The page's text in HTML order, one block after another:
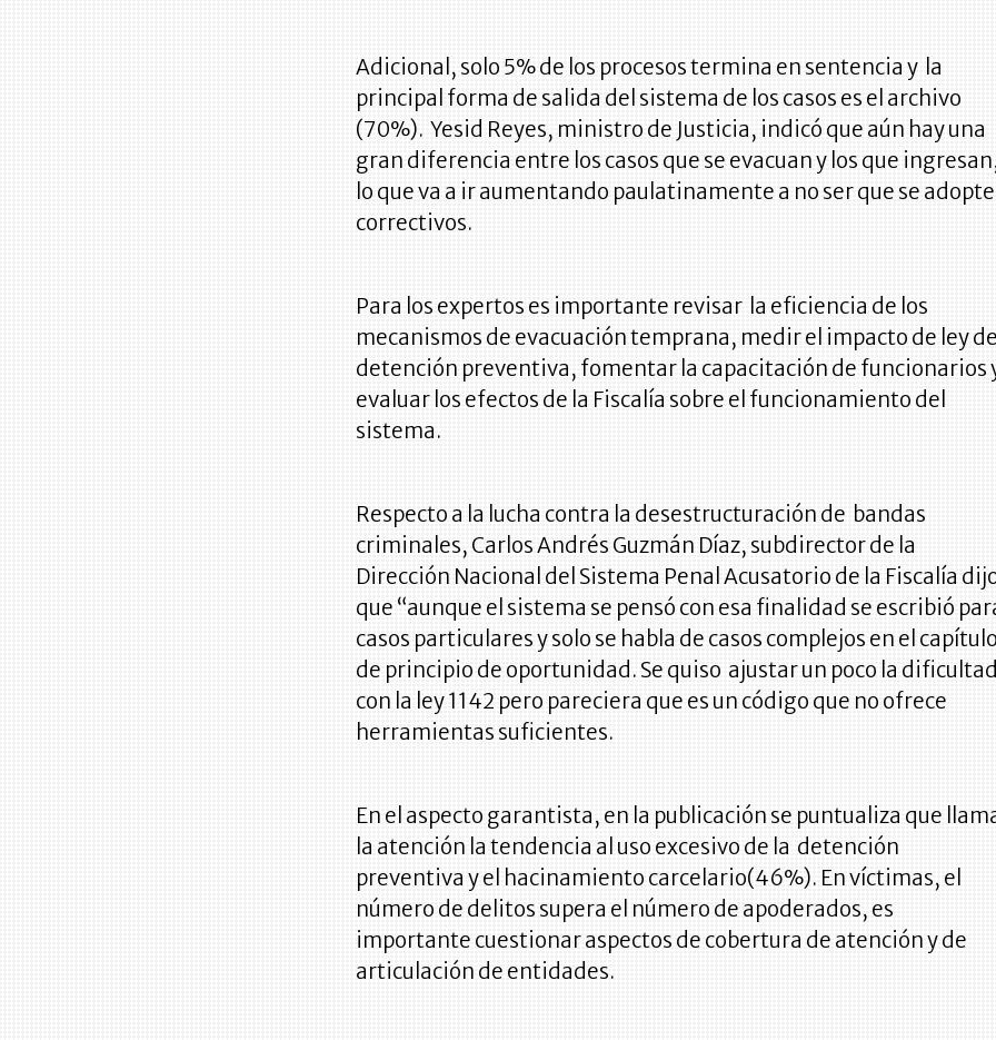
Adicional, solo 5% de los procesos termina en sentencia y la
principal forma de salida del sistema de los casos es el archivo
(70%). Yesid Reyes, ministro de Justicia, indicó que aún hay una
gran diferencia entre los casos que se evacuan y los que
lo que va a ir aumentando paulatinamente a no ser que se
correctivos.
Para los expertos es importante revisar la eficiencia de los
mecanismos de evacuación temprana, medir el impacto de ley
detención preventiva, fomentar la capacitación de funcionarios
evaluar los efectos de la Fiscalía sobre el funcionamiento del
sistema.
Respecto a la lucha contra la desestructuración de bandas
criminales, Carlos Andrés Guzmán Díaz, subdirector de la
Dirección Nacional del Sistema Penal Acusatorio de la Fiscalía
que “aunque el sistema se pensó con esa finalidad se escribió
casos particulares y solo se habla de casos complejos en el
de principio de oportunidad. Se quiso ajustar un poco la
con la ley 1142 pero pareciera que es un código que no ofrece
herramientas suficientes.
En el aspecto garantista, en la publicación se puntualiza que
la atención la tendencia al uso excesivo de la detención
preventiva y el hacinamiento carcelario(46%). En víctimas, el
número de delitos supera el número de apoderados, es
importante cuestionar aspectos de cobertura de atención y de
articulación de entidades.